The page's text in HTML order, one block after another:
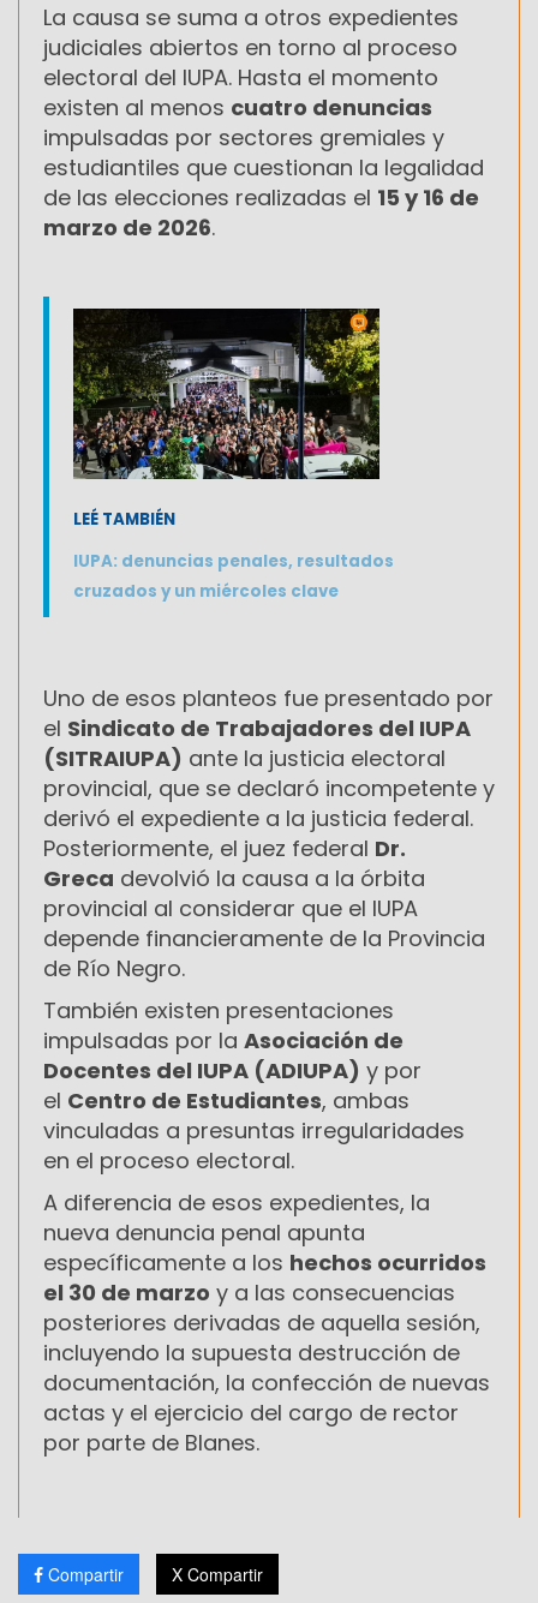
La causa se suma a otros expedientes
judiciales abiertos en torno al proceso
electoral del IUPA. Hasta el momento
existen al menos cuatro denuncias
impulsadas por sectores gremiales y
estudiantiles que cuestionan la legalidad
de las elecciones realizadas el 15 y 16 de
marzo de 2026.
LEÉ TAMBIÉN
IUPA: denuncias penales, resultados
cruzados y un miércoles clave
Uno de esos planteos fue presentado por
el Sindicato de Trabajadores del IUPA
(SITRAIUPA) ante la justicia electoral
provincial, que se declaró incompetente y
derivó el expediente a la justicia federal.
Posteriormente, el juez federal Dr.
Greca devolvió la causa a la órbita
provincial al considerar que el IUPA
depende financieramente de la Provincia
de Río Negro.
También existen presentaciones
impulsadas por la Asociación de
Docentes del IUPA (ADIUPA) y por
el Centro de Estudiantes, ambas
vinculadas a presuntas irregularidades
en el proceso electoral.
A diferencia de esos expedientes, la
nueva denuncia penal apunta
específicamente a los hechos ocurridos
el 30 de marzo y a las consecuencias
posteriores derivadas de aquella sesión,
incluyendo la supuesta destrucción de
documentación, la confección de nuevas
actas y el ejercicio del cargo de rector
por parte de Blanes.
Compartir X Compartir